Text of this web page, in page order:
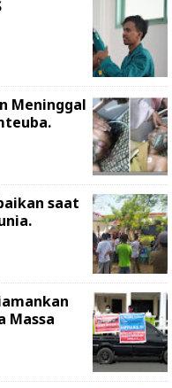
Meninggal
saat
Massa